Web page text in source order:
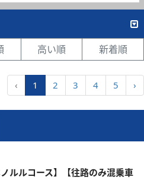
高い順 新着順
‹ 1 2 3 4 5 ›
ルルコース】【往路のみ混乗車